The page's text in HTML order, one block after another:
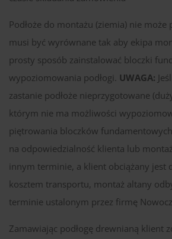
Podłoże do montażu (ziemia) nie może
musi być wyrównane tak aby ekipa
prosty sposób zainstalować bloczki
wypoziomowania podłogi. UWAGA:
zastanie podłoże nieprzygotowane
którym nie ma możliwości
piętrowania bloczków
na odpowiedzialność klienta lub
innym terminie, a klient obciążany jest
kosztem transportu, montaż altany
terminie ustalonym przez firmę
Zamawiając podłogę drewnianą klient